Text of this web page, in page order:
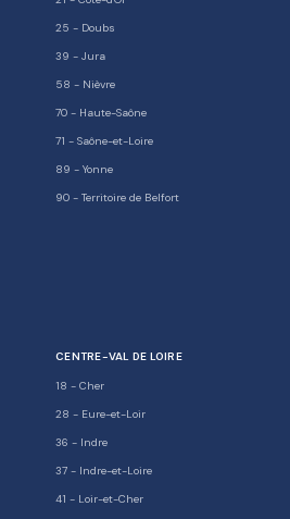
25 - Doubs
39 - Jura
58 - Nièvre
70 - Haute-Saône
71 - Saône-et-Loire
89 - Yonne
90 - Territoire de Belfort
CENTRE-VAL DE LOIRE
18 - Cher
28 - Eure-et-Loir
36 - Indre
37 - Indre-et-Loire
41 - Loir-et-Cher